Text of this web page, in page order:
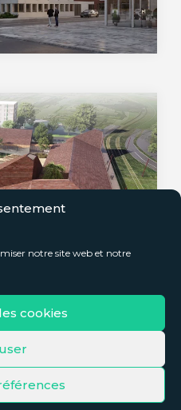
notre site web et notre
cookies
Mentions légales & Politique de